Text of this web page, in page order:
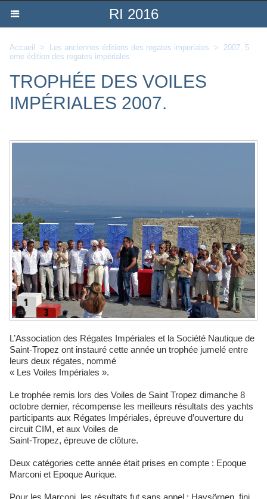
RI 2016
Accueil > Les anciennes éditions des regates imperiales >
2007, 5
eme édition des regates impèriales
TROPHÉE DES VOILES
IMPÉRIALES 2007.
L’Association des Régates Impériales et la Société Nautique de
Saint-Tropez ont instauré cette année un trophée jumelé entre
leurs deux régates, nommé
« Les Voiles Impériales ».
Le trophée remis lors des Voiles de Saint Tropez dimanche 8
octobre dernier, récompense les meilleurs résultats des yachts
participants aux Régates Impériales, épreuve d’ouverture du
circuit CIM, et aux Voiles de
Saint-Tropez, épreuve de clôture.
Deux catégories cette année était prises en compte : Epoque
Marconi et Epoque Aurique.
Pour les Marconi, les résultats fut sans appel : Havsörnen, fini